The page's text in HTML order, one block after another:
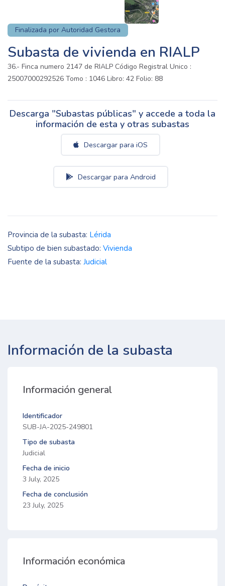
Finalizada por Autoridad Gestora
Subasta de vivienda en RIALP
36.- Finca numero 2147 de RIALP Código Registral Unico :
25007000292526 Tomo : 1046 Libro: 42 Folio: 88
Descarga "Subastas públicas" y accede a toda la
información de esta y otras subastas
Descargar para iOS
Descargar para Android
Provincia de la subasta: Lérida
Subtipo de bien subastado: Vivienda
Fuente de la subasta: Judicial
Información de la subasta
Información general
Identificador
SUB-JA-2025-249801
Tipo de subasta
Judicial
Fecha de inicio
3 July, 2025
Fecha de conclusión
23 July, 2025
Información económica